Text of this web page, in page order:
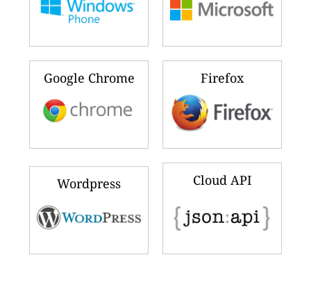
Google Chrome Firefox
Wordpress Cloud API